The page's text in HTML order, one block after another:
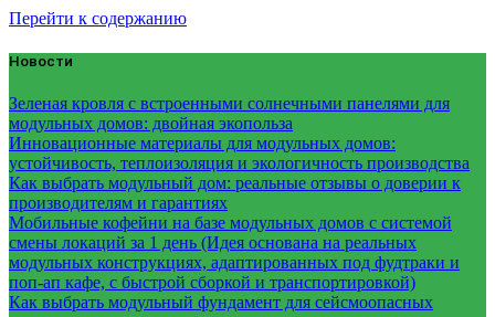
Перейти к содержанию
Новости
Зеленая кровля с встроенными солнечными панелями для
модульных домов: двойная экопольза
Инновационные материалы для модульных домов:
устойчивость, теплоизоляция и экологичность производства
Как выбрать модульный дом: реальные отзывы о доверии к
производителям и гарантиях
Мобильные кофейни на базе модульных домов с системой
смены локаций за 1 день (Идея основана на реальных
модульных конструкциях, адаптированных под фудтраки и
поп-ап кафе, с быстрой сборкой и транспортировкой)
Как выбрать модульный фундамент для сейсмоопасных